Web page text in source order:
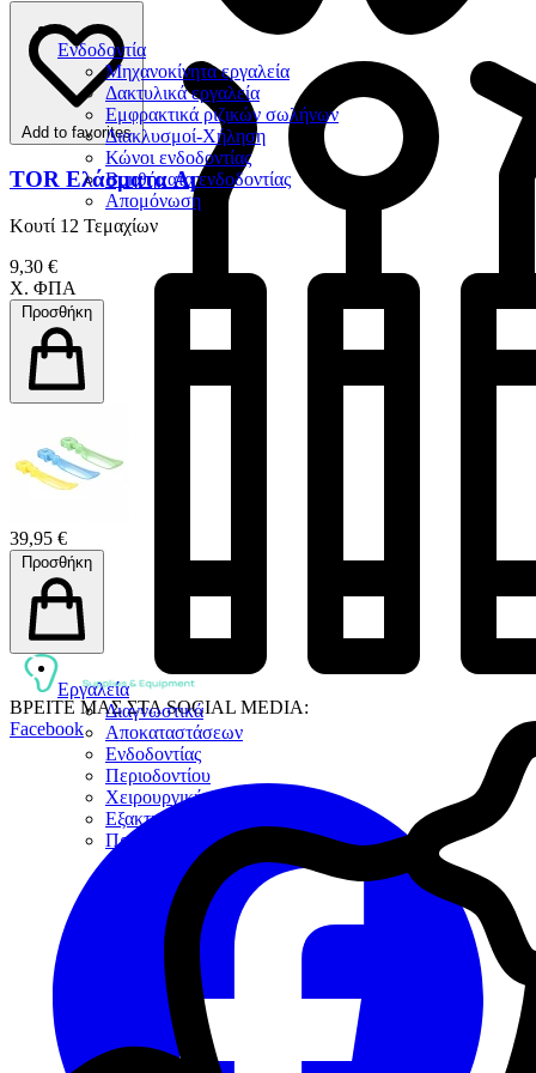
Ενδοδοντία
Μηχανοκίνητα εργαλεία
Δακτυλικά εργαλεία
Εμφρακτικά ριζικών σωλήνων
Διακλυσμοί-Χήληση
Κώνοι ενδοδοντίας
Βοηθήματα ενδοδοντίας
Απομόνωση
Εργαλεία
Διαγνωστικά
Αποκαταστάσεων
Ενδοδοντίας
Περιοδοντίου
Χειρουργικής
Εξακτικής
Προσθετικής
Add to favorites
TOR Ελάσματα Apis
Κουτί 12 Τεμαχίων
9,30 €
Χ. ΦΠΑ
Προσθήκη
39,95 €
Προσθήκη
ΒΡΕΙΤΕ ΜΑΣ ΣΤΑ SOCIAL MEDIA:
Facebook